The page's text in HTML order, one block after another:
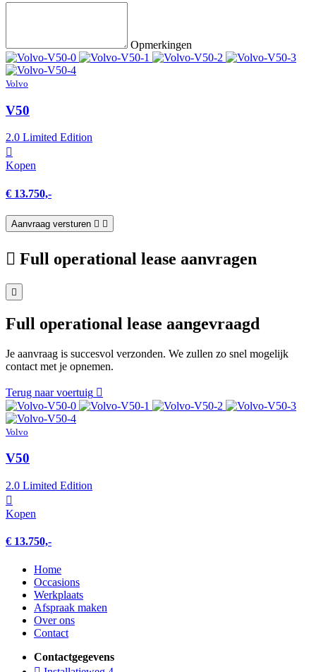
Opmerkingen
Volvo
V50
2.0 Limited Edition
Kopen
€ 13.750,-
Aanvraag versturen
Full operational lease aanvragen
Full operational lease aangevraagd
Je aanvraag is succesvol verzonden. We zullen zo snel mogelijk
contact met je opnemen.
Terug naar voertuig
Volvo
V50
2.0 Limited Edition
Kopen
€ 13.750,-
Home
Occasions
Werkplaats
Afspraak maken
Over ons
Contact
Contactgegevens